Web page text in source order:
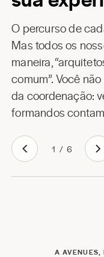
O percurso de
Mas todos os
maneira,
comum”. Você
da coordenação:
formandos
1 / 6
A AVENUES,